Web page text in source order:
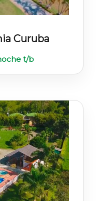
Curuba
t/b